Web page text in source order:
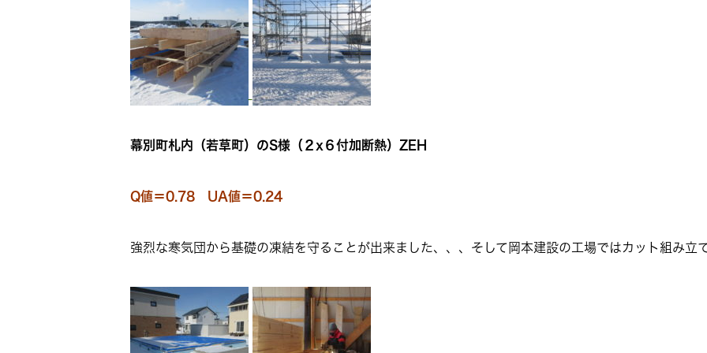
幕別町札内（若草町）のS様（２x６付加断熱）ZEH
Q値＝0.78 UA値＝0.24
強烈な寒気団から基礎の凍結を守ることが出来ました、、、そして岡本建設の工場ではカット組み立